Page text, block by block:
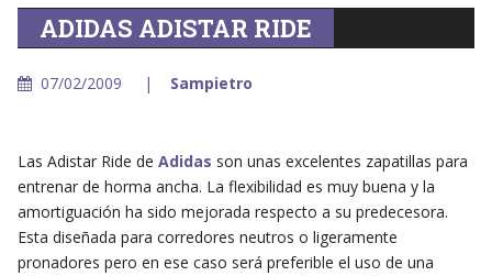
ADIDAS ADISTAR RIDE
07/02/2009 Sampietro
Las Adistar Ride de Adidas son unas excelentes zapatillas para
entrenar de horma ancha. La flexibilidad es muy buena y la
amortiguación ha sido mejorada respecto a su predecesora.
Esta diseñada para corredores neutros o ligeramente
pronadores pero en ese caso será preferible el uso de una